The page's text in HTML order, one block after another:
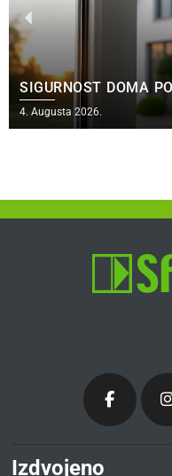
SIGURNOST DOMA
4. Augusta 2026.
Izdvojeno